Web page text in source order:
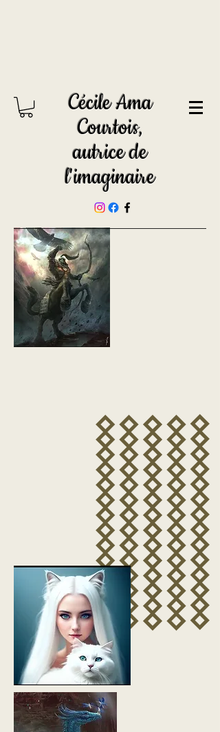
Cécile Ama
Courtois,
autrice de
l'imaginaire